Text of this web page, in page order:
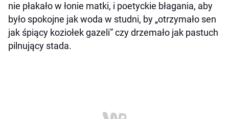
nie płakało w łonie matki, i poetyckie błagania, aby
było spokojne jak woda w studni, by „otrzymało sen
jak śpiący koziołek gazeli” czy drzemało jak pastuch
pilnujący stada.